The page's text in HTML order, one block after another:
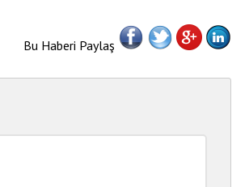
Bu Haberi Paylaş